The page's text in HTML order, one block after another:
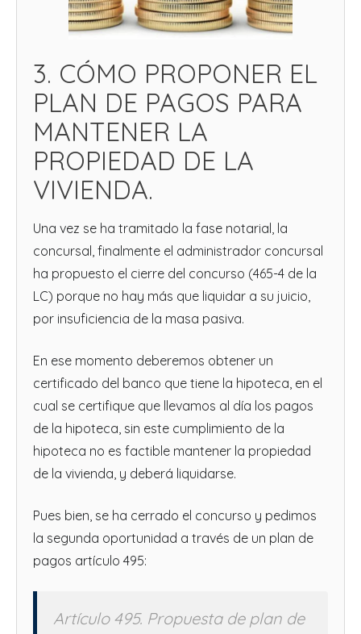
3. CÓMO PROPONER EL
PLAN DE PAGOS PARA
MANTENER LA
PROPIEDAD DE LA
VIVIENDA.
Una vez se ha tramitado la fase notarial, la
concursal, finalmente el administrador concursal
ha propuesto el cierre del concurso (465-4 de la
LC) porque no hay más que liquidar a su juicio,
por insuficiencia de la masa pasiva.
En ese momento deberemos obtener un
certificado del banco que tiene la hipoteca, en el
cual se certifique que llevamos al día los pagos
de la hipoteca, sin este cumplimiento de la
hipoteca no es factible mantener la propiedad
de la vivienda, y deberá liquidarse.
Pues bien, se ha cerrado el concurso y pedimos
la segunda oportunidad a través de un plan de
pagos artículo 495:
Artículo 495. Propuesta de plan de